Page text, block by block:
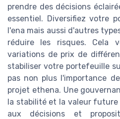
prendre des décisions
essentiel. Diversifiez votre
l'ena mais aussi d'autres
réduire les risques. Cela
variations de prix de
stabiliser votre portefeuille
pas non plus l'importance
projet ethena. Une
la stabilité et la valeur future
aux décisions et